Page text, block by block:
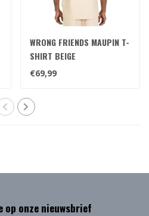
WRONG FRIENDS MAUPIN T-
SHIRT BEIGE
€69,99
op onze nieuwsbrief